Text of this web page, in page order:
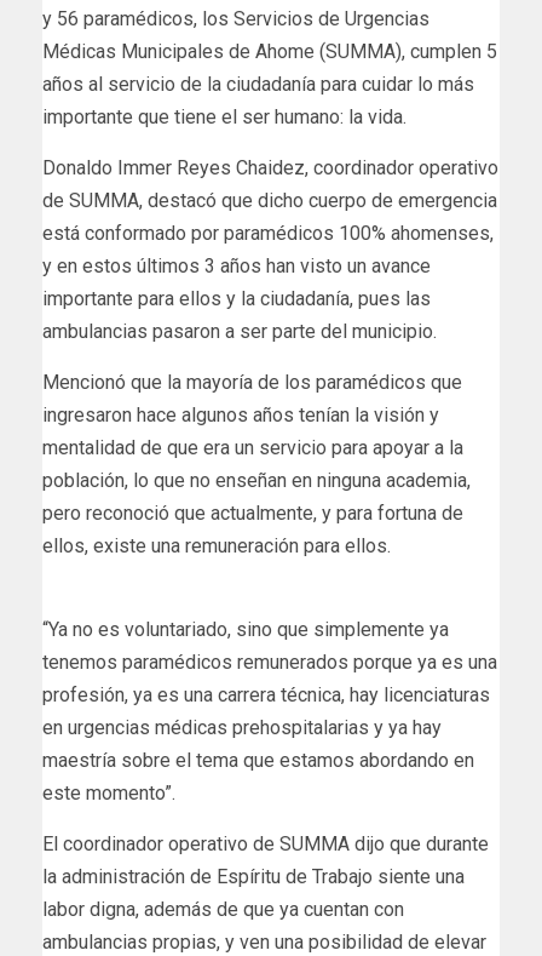
y 56 paramédicos, los Servicios de Urgencias
Médicas Municipales de Ahome (SUMMA), cumplen 5
años al servicio de la ciudadanía para cuidar lo más
importante que tiene el ser humano: la vida.
Donaldo Immer Reyes Chaidez, coordinador operativo
de SUMMA, destacó que dicho cuerpo de emergencia
está conformado por paramédicos 100% ahomenses,
y en estos últimos 3 años han visto un avance
importante para ellos y la ciudadanía, pues las
ambulancias pasaron a ser parte del municipio.
Mencionó que la mayoría de los paramédicos que
ingresaron hace algunos años tenían la visión y
mentalidad de que era un servicio para apoyar a la
población, lo que no enseñan en ninguna academia,
pero reconoció que actualmente, y para fortuna de
ellos, existe una remuneración para ellos.
“Ya no es voluntariado, sino que simplemente ya
tenemos paramédicos remunerados porque ya es una
profesión, ya es una carrera técnica, hay licenciaturas
en urgencias médicas prehospitalarias y ya hay
maestría sobre el tema que estamos abordando en
este momento”.
El coordinador operativo de SUMMA dijo que durante
la administración de Espíritu de Trabajo siente una
labor digna, además de que ya cuentan con
ambulancias propias, y ven una posibilidad de elevar